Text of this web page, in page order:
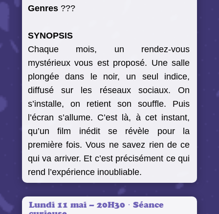
Genres???
SYNOPSIS
Chaque mois, un rendez-vous
mystérieux vous est proposé. Une salle
plongée dans le noir, un seul indice,
diffusé sur les réseaux sociaux. On
s’installe, on retient son souffle. Puis
l’écran s’allume. C’est là, à cet instant,
qu’un film inédit se révèle pour la
première fois. Vous ne savez rien de ce
qui va arriver. Et c’est précisément ce qui
rend l’expérience inoubliable.
Lundi 11 mai – 20H30 · Séance